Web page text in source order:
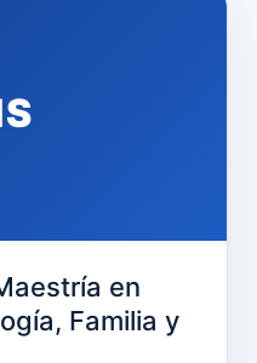
en
Familia y